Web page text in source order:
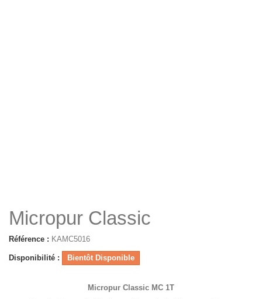
Micropur Classic
Référence : KAMC5016
Disponibilité : Bientôt Disponible
Micropur Classic MC 1T